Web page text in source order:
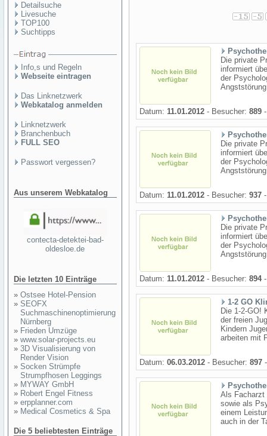
Detailsuche
Livesuche
TOP100
Suchtipps
Info,s und Regeln
Webseite eintragen
Das Linknetzwerk
Webkatalog anmelden
Linknetzwerk
Branchenbuch
FULL SEO
Passwort vergessen?
Aus unserem Webkatalog
contecta-detektei-bad-
oldesloe.de
Die letzten 10 Einträge
» Ostsee Hotel-Pension
» SEOFX
Suchmaschinenoptimierung
Nürnberg
» Frieden Umzüge
» www.solar-projects.eu
» 3D Visualisierung von
Render Vision
» Socken Strümpfe
Strumpfhosen Leggings
» MYWAY GmbH
» Robert Engel Fitness
» erpplanner.com
» Medical Cosmetics & Spa
Die 5 beliebtesten Einträge
Die private
informiert
der
Datum: 11.01.2012 - Besucher: 889
Die private
informiert
der
Datum: 11.01.2012 - Besucher: 937
Die private
informiert
der
Datum: 11.01.2012 - Besucher: 894-
1-2 GO
Die 1-2-GO!
der freien
Kindern
arbeiten mit
Datum: 06.03.2012 - Besucher: 897
Als Facharzt
sowie als
einem
auch in der